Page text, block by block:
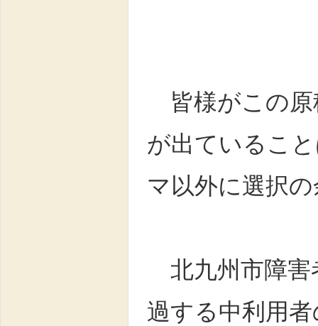
皆様がこの原
が出ているこ
マ以外に選択
北九州市障害
過する中利用